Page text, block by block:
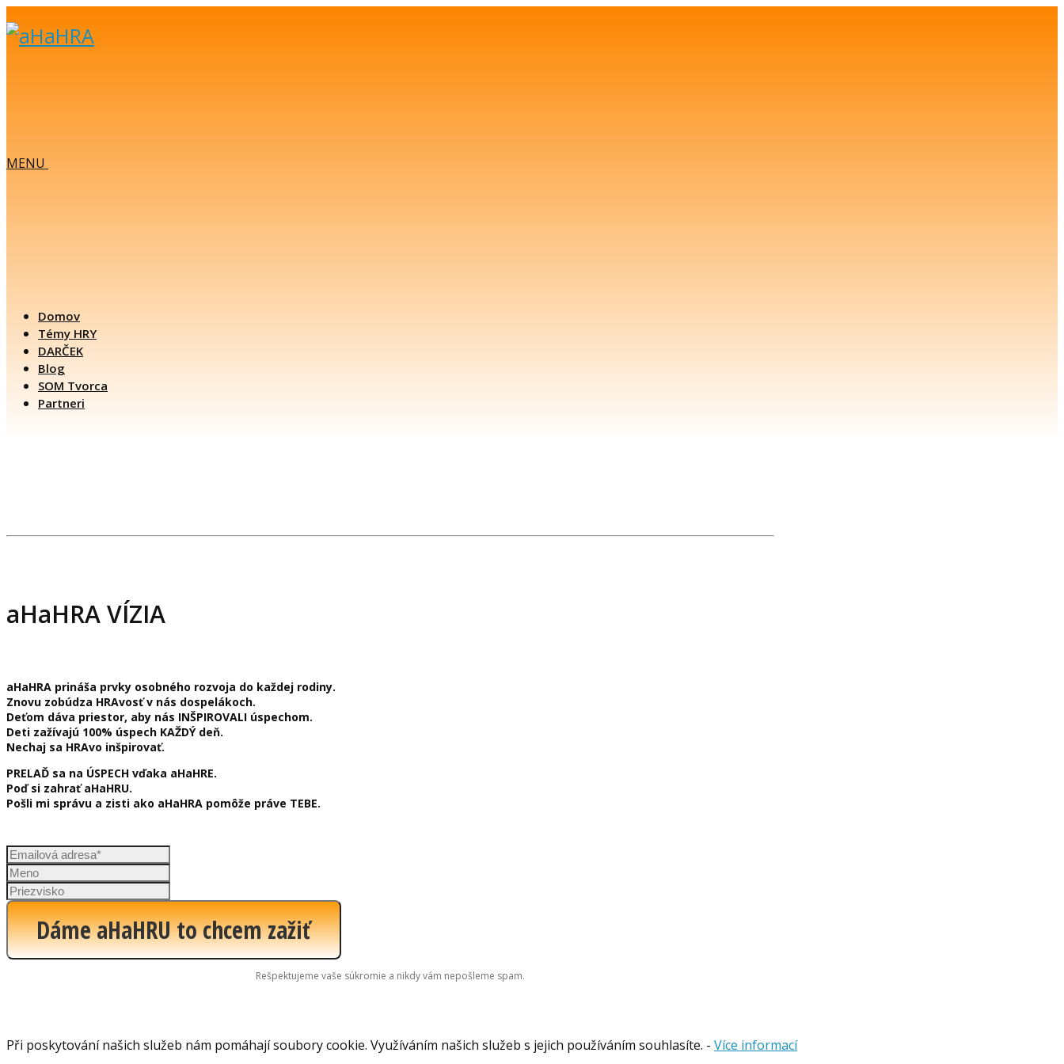
MENU
Domov
Témy HRY
DARČEK
Blog
SOM Tvorca
Partneri
aHaHRA VÍZIA
aHaHRA prináša prvky osobného rozvoja do každej rodiny.
Znovu zobúdza HRAvosť v nás dospelákoch.
Deťom dáva priestor, aby nás INŠPIROVALI úspechom.
Deti zažívajú 100% úspech KAŽDÝ deň.
Nechaj sa HRAvo inšpirovať.
PRELAĎ sa na ÚSPECH vďaka aHaHRE.
Poď si zahrať aHaHRU.
Pošli mi správu a zisti ako aHaHRA pomôže práve TEBE.
Dáme aHaHRU to chcem zažiť
Rešpektujeme vaše súkromie a nikdy vám nepošleme spam.
Při poskytování našich služeb nám pomáhají soubory cookie. Využíváním našich služeb s jejich používáním souhlasíte. - Více informací